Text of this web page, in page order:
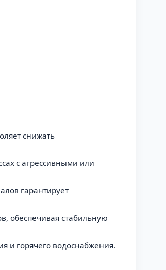
снижать
с агрессивными или
гарантирует
обеспечивая стабильную
и горячего водоснабжения.